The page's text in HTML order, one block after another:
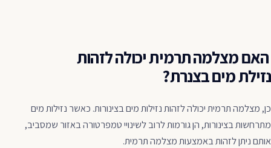
האם מצלמה תרמית יכולה לזהות
נזילת מים בצנרת?
כן, מצלמה תרמית יכולה לזהות נזילות מים בצינורות. כאשר נזילות מים
מתרחשות בצינורות, הן גורמות לרוב לשינויי טמפרטורה באזור שמסביב,
אותם ניתן לזהות באמצעות מצלמה תרמית.